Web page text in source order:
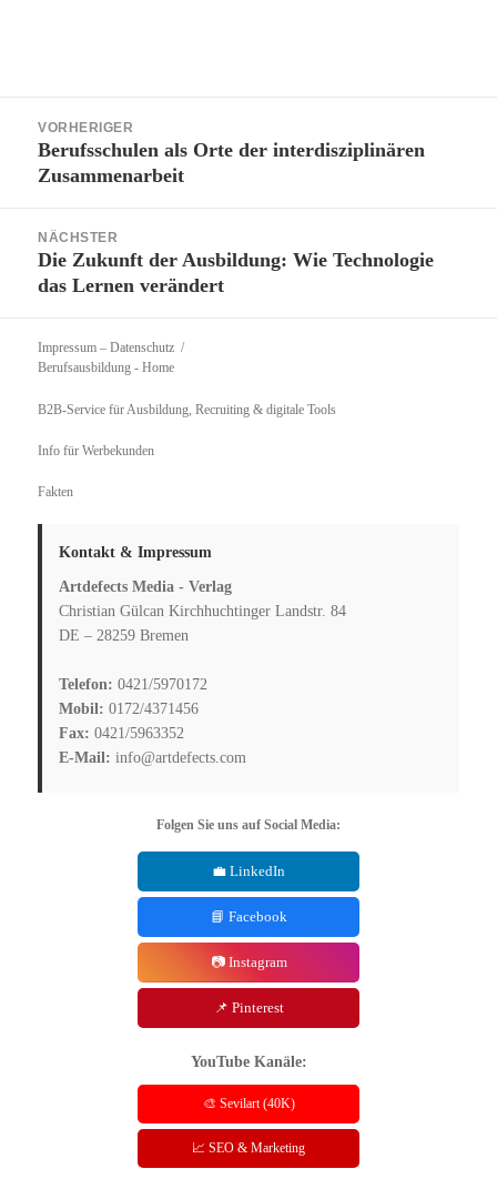
VORHERIGER
Vorheriger
Beitrag:
Berufsschulen als Orte der interdisziplinären
Zusammenarbeit
NÄCHSTER
Nächster
Beitrag:
Die Zukunft der Ausbildung: Wie Technologie
das Lernen verändert
Impressum – Datenschutz
Berufsausbildung - Home
B2B-Service für Ausbildung, Recruiting & digitale Tools
Info für Werbekunden
Fakten
Kontakt & Impressum
Artdefects Media - Verlag
Christian Gülcan Kirchhuchtinger Landstr. 84
DE – 28259 Bremen
Telefon: 0421/5970172
Mobil: 0172/4371456
Fax: 0421/5963352
E-Mail: info@artdefects.com
Folgen Sie uns auf Social Media:
💼 LinkedIn
📘 Facebook
📷 Instagram
📌 Pinterest
YouTube Kanäle:
🎨 Sevilart (40K)
📈 SEO & Marketing